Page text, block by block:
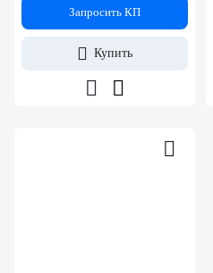
Запросить КП
Купить